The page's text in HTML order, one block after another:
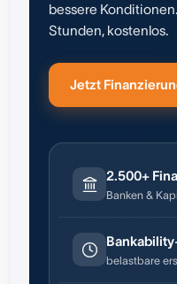
bessere
Stunden, kostenlos.
Jetzt
2.500+
Banken &
belastbare